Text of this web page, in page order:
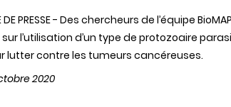
DE PRESSE - Des chercheurs de l’équipe
l’utilisation d’un type de protozoaire
lutter contre les tumeurs cancéreuses.
2020